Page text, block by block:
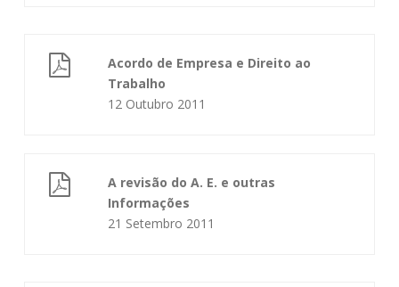
Acordo de Empresa e Direito ao
Trabalho
12 Outubro 2011
A revisão do A. E. e outras
Informações
21 Setembro 2011